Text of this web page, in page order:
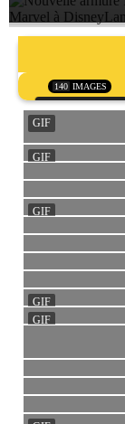
140 IMAGES